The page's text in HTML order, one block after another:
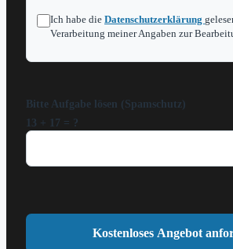
Ich habe die Datenschutzerklärung
Verarbeitung meiner Angaben zur
Bitte Aufgabe lösen (Spamschutz)
13 + 17 = ?